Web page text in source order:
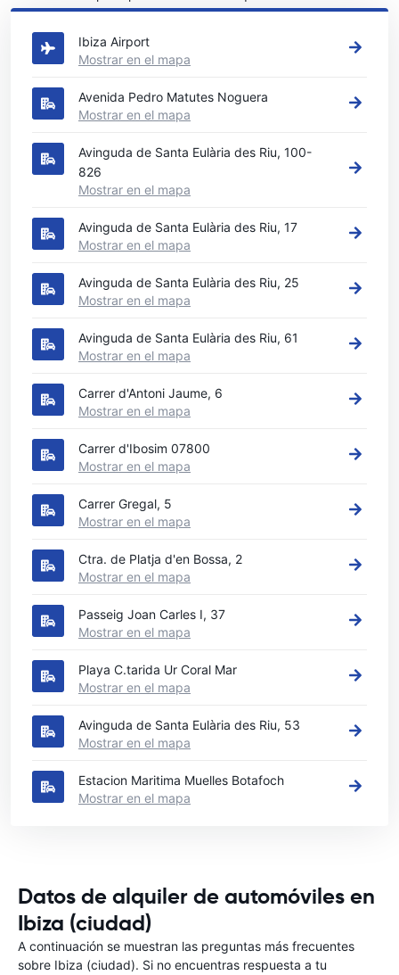
(ciudad)
Ibiza Airport
Mostrar en el mapa
Avenida Pedro Matutes Noguera
Mostrar en el mapa
Avinguda de Santa Eulària des Riu, 100-
826
Mostrar en el mapa
Avinguda de Santa Eulària des Riu, 17
Mostrar en el mapa
Avinguda de Santa Eulària des Riu, 25
Mostrar en el mapa
Avinguda de Santa Eulària des Riu, 61
Mostrar en el mapa
Carrer d'Antoni Jaume, 6
Mostrar en el mapa
Carrer d'Ibosim 07800
Mostrar en el mapa
Carrer Gregal, 5
Mostrar en el mapa
Ctra. de Platja d'en Bossa, 2
Mostrar en el mapa
Passeig Joan Carles I, 37
Mostrar en el mapa
Playa C.tarida Ur Coral Mar
Mostrar en el mapa
Avinguda de Santa Eulària des Riu, 53
Mostrar en el mapa
Estacion Maritima Muelles Botafoch
Mostrar en el mapa
Datos de alquiler de automóviles en
Ibiza (ciudad)
A continuación se muestran las preguntas más frecuentes
sobre Ibiza (ciudad). Si no encuentras respuesta a tu